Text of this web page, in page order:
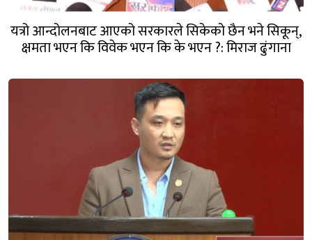
यत्रो आन्दोलनबाट आएको सरकारले सिकेको छैन भने सिकून्,
क्षमता भएन कि विवेक भएन कि के भएन ?: मिराज ढुंगाना